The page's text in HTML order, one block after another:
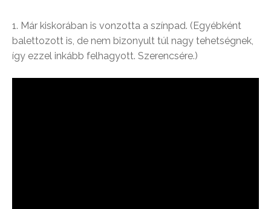
1. Már kiskorában is vonzotta a színpad. (Egyébként
balettozott is, de nem bizonyult túl nagy tehetségnek,
így ezzel inkább felhagyott. Szerencsére.)